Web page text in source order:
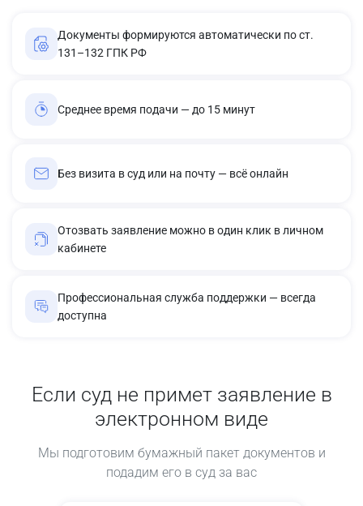
Документы формируются автоматически по ст.
131–132 ГПК РФ
Среднее время подачи — до 15 минут
Без визита в суд или на почту — всё онлайн
Отозвать заявление можно в один клик в личном
кабинете
Профессиональная служба поддержки — всегда
доступна
Если суд не примет заявление в
электронном виде
Мы подготовим бумажный пакет документов и
подадим его в суд за вас